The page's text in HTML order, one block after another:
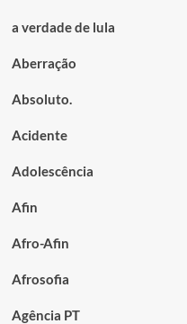
a verdade de lula
Aberração
Absoluto.
Acidente
Adolescência
Afin
Afro-Afin
Afrosofia
Agência PT